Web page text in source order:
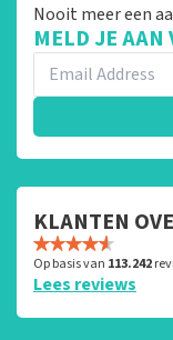
Nooit meer een
MELD JE AAN
KLANTEN
Op basis van 113.242
Lees reviews